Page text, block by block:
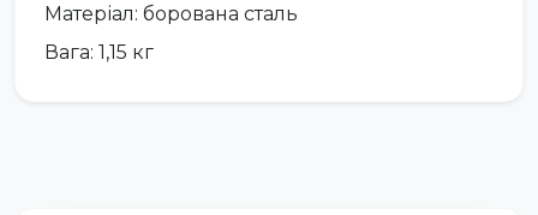
Матеріал: борована сталь
Вага: 1,15 кг